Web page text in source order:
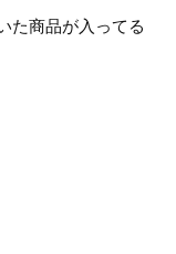
た商品が入ってる